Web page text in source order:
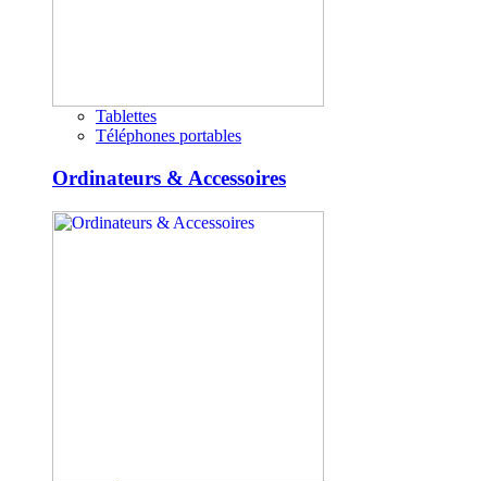
Tablettes
Téléphones portables
Ordinateurs & Accessoires